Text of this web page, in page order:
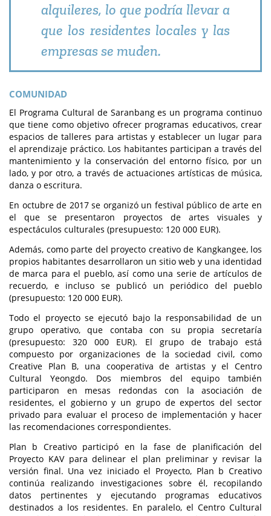
alquileres, lo que podría llevar a
que los residentes locales y las
empresas se muden.
COMUNIDAD
El Programa Cultural de Saranbang es un programa continuo
que tiene como objetivo ofrecer programas educativos, crear
espacios de talleres para artistas y establecer un lugar para
el aprendizaje práctico. Los habitantes participan a través del
mantenimiento y la conservación del entorno físico, por un
lado, y por otro, a través de actuaciones artísticas de música,
danza o escritura.
En octubre de 2017 se organizó un festival público de arte en
el que se presentaron proyectos de artes visuales y
espectáculos culturales (presupuesto: 120 000 EUR).
Además, como parte del proyecto creativo de Kangkangee, los
propios habitantes desarrollaron un sitio web y una identidad
de marca para el pueblo, así como una serie de artículos de
recuerdo, e incluso se publicó un periódico del pueblo
(presupuesto: 120 000 EUR).
Todo el proyecto se ejecutó bajo la responsabilidad de un
grupo operativo, que contaba con su propia secretaría
(presupuesto: 320 000 EUR). El grupo de trabajo está
compuesto por organizaciones de la sociedad civil, como
Creative Plan B, una cooperativa de artistas y el Centro
Cultural Yeongdo. Dos miembros del equipo también
participaron en mesas redondas con la asociación de
residentes, el gobierno y un grupo de expertos del sector
privado para evaluar el proceso de implementación y hacer
las recomendaciones correspondientes.
Plan b Creativo participó en la fase de planificación del
Proyecto KAV para delinear el plan preliminar y revisar la
versión final. Una vez iniciado el Proyecto, Plan b Creativo
continúa realizando investigaciones sobre él, recopilando
datos pertinentes y ejecutando programas educativos
destinados a los residentes. En paralelo, el Centro Cultural